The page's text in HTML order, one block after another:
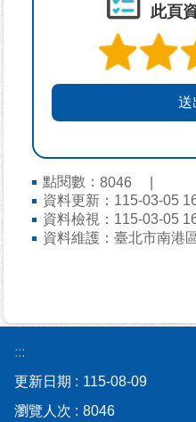
Information
申
請
案
件
專
性
別
此頁
點閱數： 8046
資料更新：115-03-05
資料檢視：115-03-05
資料維護：臺北市南港
:::
更新日期
115-08-09
瀏覽人次
8046